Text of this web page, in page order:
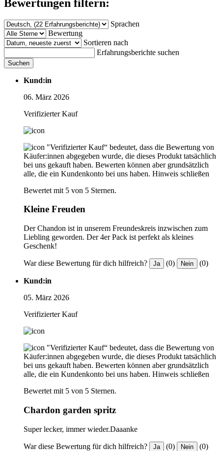
Bewertungen filtern:
Sprachen
Bewertung
Sortieren nach
Erfahrungsberichte suchen
Suchen
Kund:in
06. März 2026
Verifizierter Kauf
"Verifizierter Kauf“ bedeutet, dass die Bewertung von
Käufer:innen abgegeben wurde, die dieses Produkt tatsächlich
bei uns gekauft haben. Bewerten können aber grundsätzlich
alle, die ein Kundenkonto bei uns haben. Hinweis schließen
Bewertet mit 5 von 5 Sternen.
Kleine Freuden
Der Chandon ist in unserem Freundeskreis inzwischen zum
Liebling geworden. Der 4er Pack ist perfekt als kleines
Geschenk!
War diese Bewertung für dich hilfreich? Ja (0) Nein (0)
Kund:in
05. März 2026
Verifizierter Kauf
"Verifizierter Kauf“ bedeutet, dass die Bewertung von
Käufer:innen abgegeben wurde, die dieses Produkt tatsächlich
bei uns gekauft haben. Bewerten können aber grundsätzlich
alle, die ein Kundenkonto bei uns haben. Hinweis schließen
Bewertet mit 5 von 5 Sternen.
Chardon garden spritz
Super lecker, immer wieder.Daaanke
War diese Bewertung für dich hilfreich? Ja (0) Nein (0)